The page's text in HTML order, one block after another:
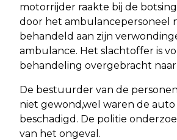
motorrijder raakte bij de
door het ambulancepersoneel
behandeld aan zijn
ambulance. Het slachtoffer is
behandeling overgebracht
De bestuurder van de
niet gewond,wel waren de
beschadigd. De politie
van het ongeval.